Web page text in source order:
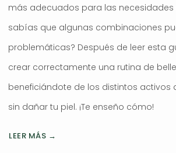
más adecuados para las necesidades
sabías que algunas combinaciones
problemáticas? Después de leer esta
crear correctamente una rutina de
beneficiándote de los distintos activos
sin dañar tu piel. ¡Te enseño cómo!
LEER MÁS →